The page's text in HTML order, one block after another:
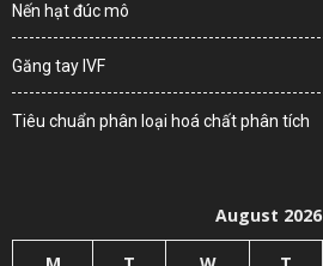
Nến hạt đúc mô
Găng tay IVF
Tiêu chuẩn phân loại hoá chất phân tích
August 2026